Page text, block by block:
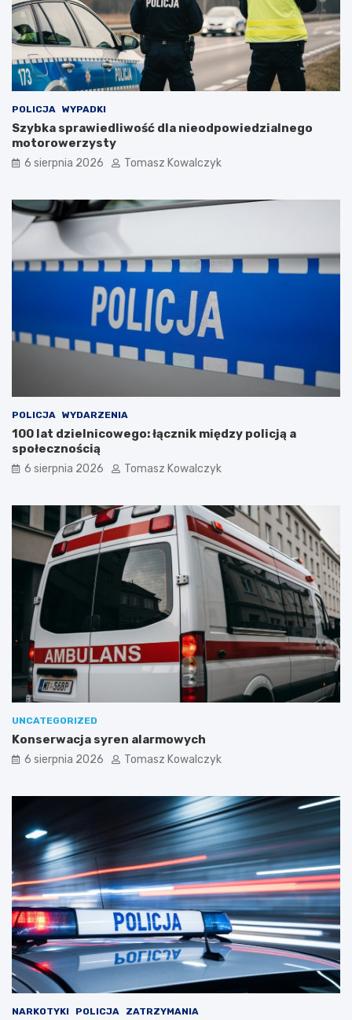
POLICJA WYPADKI
Szybka sprawiedliwość dla nieodpowiedzialnego
motorowerzysty
6 sierpnia 2026 Tomasz Kowalczyk
POLICJA WYDARZENIA
100 lat dzielnicowego: łącznik między policją a
społecznością
6 sierpnia 2026 Tomasz Kowalczyk
UNCATEGORIZED
Konserwacja syren alarmowych
6 sierpnia 2026 Tomasz Kowalczyk
NARKOTYKI POLICJA ZATRZYMANIA